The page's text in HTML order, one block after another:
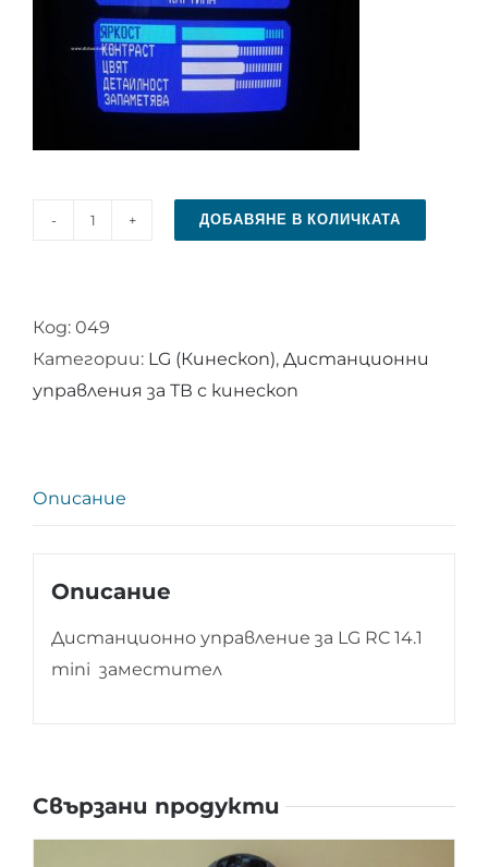
количество
управление
за
LG
ДОБАВЯНЕ В КОЛИЧКАТА
Код: 049
Категории: LG (Кинескоп), Дистанционни
управления за ТВ с кинескоп
Описание
Описание
Дистанционно управление за LG RC 14.1
mini заместител
Свързани продукти